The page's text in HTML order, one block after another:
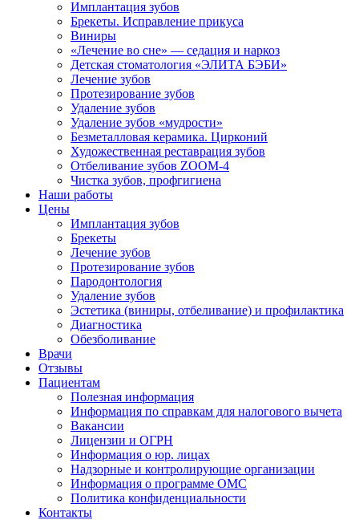
Имплантация зубов
Брекеты. Исправление прикуса
Виниры
«Лечение во сне» — седация и наркоз
Детская стоматология «ЭЛИТА БЭБИ»
Лечение зубов
Протезирование зубов
Удаление зубов
Удаление зубов «мудрости»
Безметалловая керамика. Цирконий
Художественная реставрация зубов
Отбеливание зубов ZOOM-4
Чистка зубов, профгигиена
Наши работы
Цены
Имплантация зубов
Брекеты
Лечение зубов
Протезирование зубов
Пародонтология
Удаление зубов
Эстетика (виниры, отбеливание) и профилактика
Диагностика
Обезболивание
Врачи
Отзывы
Пациентам
Полезная информация
Информация по справкам для налогового вычета
Вакансии
Лицензии и ОГРН
Информация о юр. лицах
Надзорные и контролирующие организации
Информация о программе ОМС
Политика конфиденциальности
Контакты